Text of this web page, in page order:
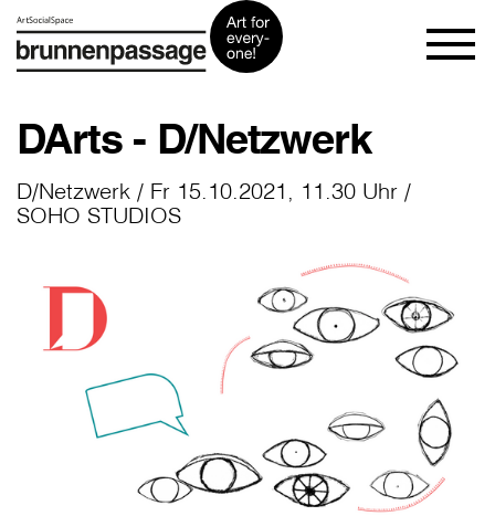
DArts - D/Netzwerk
D/Netzwerk / Fr 15.10.2021, 11.30 Uhr /
SOHO STUDIOS